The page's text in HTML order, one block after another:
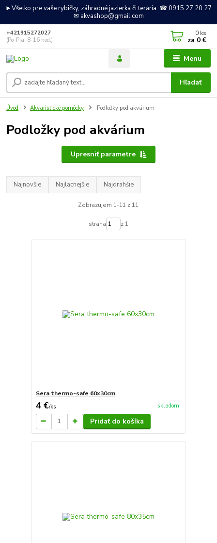
►Všetko pre vaše rybičky, záhradné jazierka či terária. ☎ 0915 27 20 27
✉ akvashop@gmail.com
Menu
Hľadať
+421915272027
(Po-Pia, 8-16 hod.)
0 ks
za 0 €
Úvod Akvaristické pomôcky Podložky pod akvárium
Podložky pod akvárium
Upresniť parametre
Najnovšie Najlacnejšie Najdrahšie
Zobrazujem 1-11 z 11
strana z 1
Sera thermo-safe 60x30cm
4 €/ks skladom
Pridať do košíka